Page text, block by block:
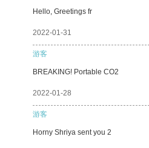
Hello, Greetings fr
2022-01-31
游客
BREAKING! Portable CO2
2022-01-28
游客
Horny Shriya sent you 2